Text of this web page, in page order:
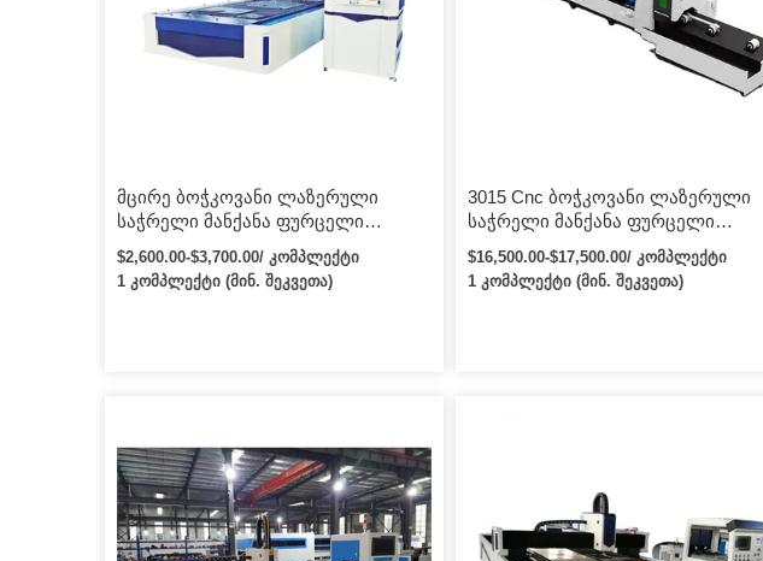
მცირე ბოჭკოვანი ლაზერული
საჭრელი მანქანა ფურცელი
ლითონის ლაზერული საჭრელი
მანქანა ფურცელი ლითონის
ბოჭკოვანი ლაზერული საჭრელი
$2,600.00-$3,700.00/ კომპლექტი
1 კომპლექტი (მინ. შეკვეთა)
3015 Cnc ბოჭკოვანი ლაზერული
საჭრელი მანქანა ფურცელი
ლითონის 1000w 1500w 2000w
ლითონის ლაზერული საჭრელი
უჟანგავი ფოლადი
$16,500.00-$17,500.00/ კომპლექტი
1 კომპლექტი (მინ. შეკვეთა)